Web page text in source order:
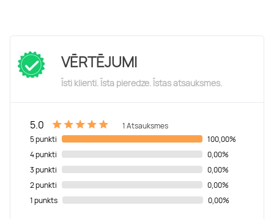
VĒRTĒJUMI
Īsti klienti. Īsta pieredze. Īstas atsauksmes.
5.0
1 Atsauksmes
5 punkti
100,00%
4 punkti
0,00%
3 punkti
0,00%
2 punkti
0,00%
1 punkts
0,00%